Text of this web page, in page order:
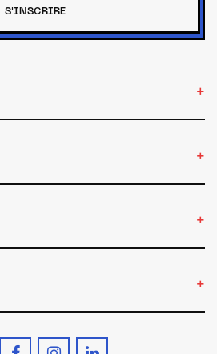
S'INSCRIRE